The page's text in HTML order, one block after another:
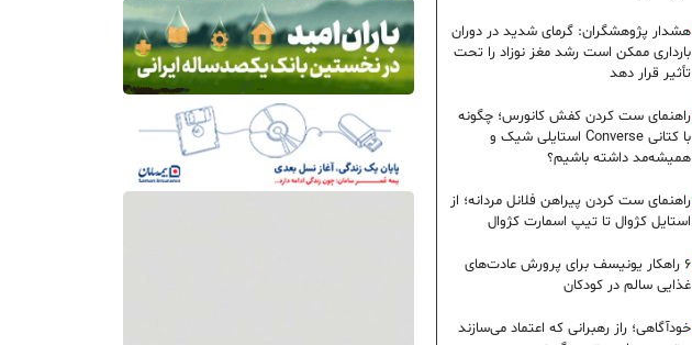
هشدار پژوهشگران: گرمای شدید در دوران
بارداری ممکن است رشد مغز نوزاد را تحت
تأثیر قرار دهد
راهنمای ست کردن کفش کانورس؛ چگونه
با کتانی Converse استایلی شیک و
همیشه‌مد داشته باشیم؟
راهنمای ست کردن پیراهن فلانل مردانه؛ از
استایل کژوال تا تیپ اسمارت کژوال
۶ راهکار یونیسف برای پرورش عادت‌های
غذایی سالم در کودکان
خودآگاهی؛ راز رهبرانی که اعتماد می‌سازند